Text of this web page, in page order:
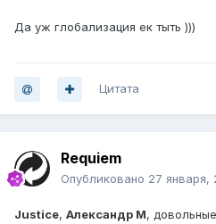
Да уж глобализация ек тыть )))
Цитата
Requiem
Опубликовано 27 января,
Justice, Александр М,